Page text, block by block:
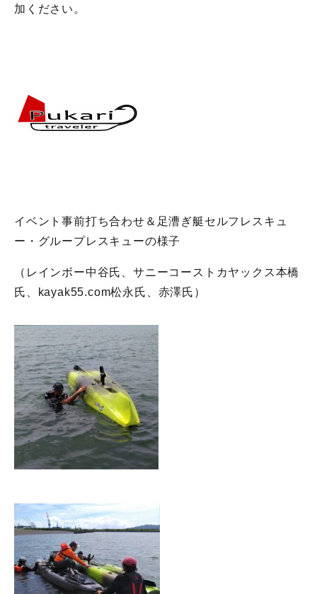
加ください。
イベント事前打ち合わせ＆足漕ぎ艇セルフレスキュ
ー・グループレスキューの様子
（レインボー中谷氏、サニーコーストカヤックス本橋
氏、kayak55.com松永氏、赤澤氏）